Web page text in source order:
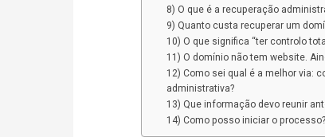
8) O que é a recuperação
9) Quanto custa recuperar um
10) O que significa “ter controlo
11) O domínio não tem website.
12) Como sei qual é a melhor via:
administrativa?
13) Que informação devo reunir
14) Como posso iniciar o processo?